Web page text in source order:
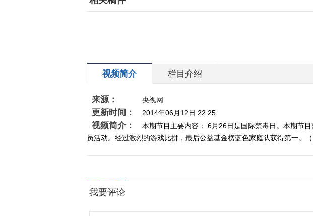
视频简介 栏目介绍
来源： 央视网
更新时间： 2014年06月12日 22:25
视频简介：
本期节目主要内容： 6月26日是国际禁毒日。本期节
员活动。经过激烈的游戏比拼，最后公益基金榜蓝色家庭队获得第一。